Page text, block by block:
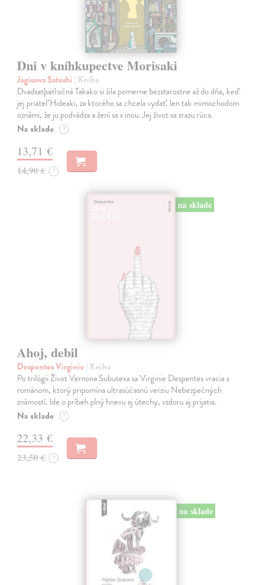
Dni v kníhkupectve Morisaki
Jagisawa Satoshi | Kniha
Dvadsaťpäťročná Takako si žila pomerne bezstarostne až do dňa, keď
jej priateľ Hideaki, za ktorého sa chcela vydať, len tak mimochodom
oznámi, že ju podvádza a žení sa s inou. Jej život sa zrazu rúca.
Na sklade ?
13,71 €
14,90 € ?
na sklade
Ahoj, debil
Despentes Virginie | Kniha
Po trilógii Život Vernona Subutexa sa Virginie Despentes vracia s
románom, ktorý pripomína ultrasúčasnú verziu Nebezpečných
známostí. Ide o príbeh plný hnevu aj útechy, vzdoru aj prijatia.
Na sklade ?
22,33 €
23,50 € ?
na sklade